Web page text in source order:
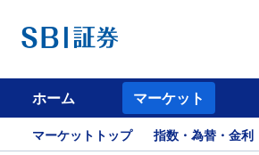
ホーム マーケット
マーケットトップ 指数・為替・金利